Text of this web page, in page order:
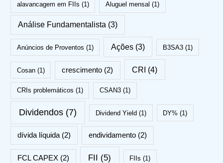
alavancagem em FIIs (1) Aluguel mensal (1)
Análise Fundamentalista(3)
Anúncios de Proventos (1) Ações (3) B3SA3(1)
Cosan(1) crescimento (2) CRI (4)
CRIs problemáticos (1) CSAN3 (1)
Dividendos (7) Dividend Yield (1) DY% (1)
dívida líquida(2) endividamento (2)
FCL CAPEX (2) FII (5) FIIs (1)